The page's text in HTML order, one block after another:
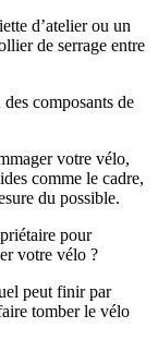
d’atelier ou un
de serrage entre
composants de
votre vélo,
comme le cadre,
du possible.
pour
votre vélo ?
peut finir par
tomber le vélo